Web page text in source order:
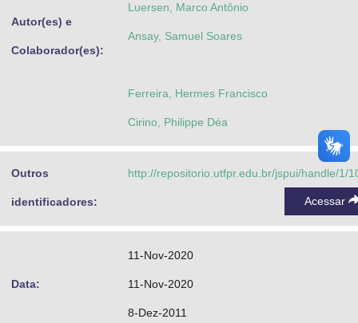
Autor(es) e
Colaborador(es):
Luersen, Marco Antônio
Ansay, Samuel Soares
Ferreira, Hermes Francisco
Cirino, Philippe Déa
Outros
identificadores:
http://repositorio.utfpr.edu.br/jspui/handle/1/
Acessar
Data:
11-Nov-2020
11-Nov-2020
8-Dez-2011